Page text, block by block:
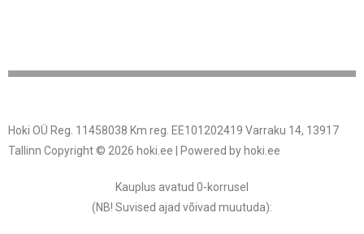
Hoki OÜ Reg. 11458038 Km reg. EE101202419 Varraku 14, 13917
Tallinn Copyright © 2026 hoki.ee | Powered by hoki.ee
Kauplus avatud 0-korrusel
(NB! Suvised ajad võivad muutuda):